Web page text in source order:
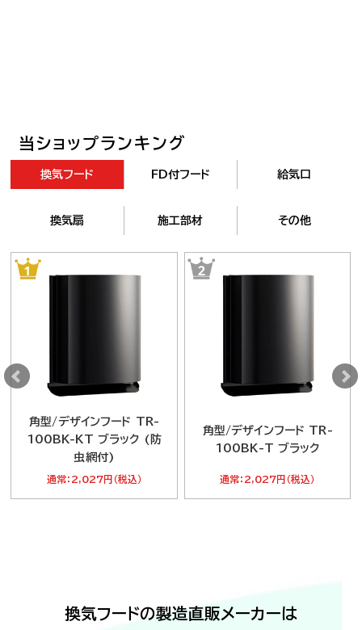
当ショップランキング
換気フード FD付フード 給気口
換気扇 施工部材 その他
角型/デザインフード TR-
100BK-KT ブラック (防
虫網付)
通常：2,027円（税込）
角型/デザインフード TR-
100BK-T ブラック
通常：2,027円（税込）
換気フードの製造直販メーカーは